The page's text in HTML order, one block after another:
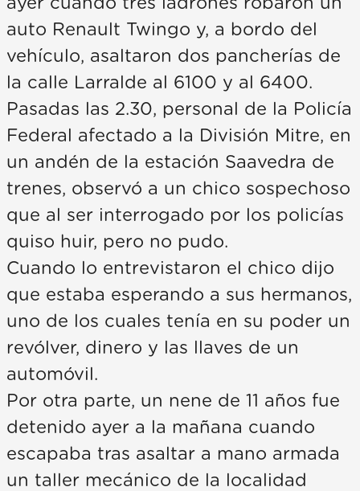
auto Renault Twingo y, a bordo del
vehículo, asaltaron dos pancherías de
la calle Larralde al 6100 y al 6400.
Pasadas las 2.30, personal de la Policía
Federal afectado a la División Mitre, en
un andén de la estación Saavedra de
trenes, observó a un chico sospechoso
que al ser interrogado por los policías
quiso huir, pero no pudo.
Cuando lo entrevistaron el chico dijo
que estaba esperando a sus hermanos,
uno de los cuales tenía en su poder un
revólver, dinero y las llaves de un
automóvil.
Por otra parte, un nene de 11 años fue
detenido ayer a la mañana cuando
escapaba tras asaltar a mano armada
un taller mecánico de la localidad